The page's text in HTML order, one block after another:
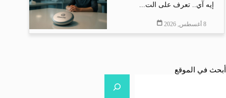
إيه آي.. تعرف على الت...
8 أغسطس, 2026
أبحث في الموقع